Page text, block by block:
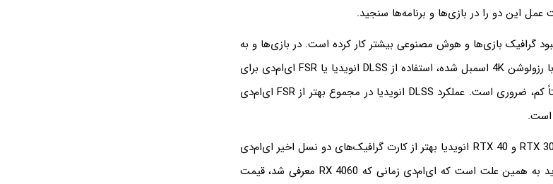
عمل این دو را در بازی‌ها و برنامه‌ها سنجید.
گرافیک بازی‌ها و هوش مصنوعی بیشتر کار کرده است. در بازی‌ها و به
خصوص برای سیستمی که برای بازی با رزولوشن 4K اسمبل شده، استفاده از DLSS انویدیا یا FSR ای‌ام‌دی برای
بزرگ‌نمایی تصویر با افت کیفیت نسبتاً کم، ضروری است. عملکرد DLSS انویدیا در مجموع بهتر از FSR ای‌ام‌دی
است.
در مجموع معماری کارت گرافیک‌های RTX 30 و RTX 40 انویدیا بهتر از کارت گرافیک‌های دو نسل اخیر ای‌ام‌دی
یعنی RX 6000 و RX 7000 است. شاید به همین علت است که ای‌ام‌دی زمانی که RX 4060 معرفی شد، قیمت